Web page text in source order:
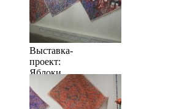
Выставка-
проект:
Яблоки
когда их
много